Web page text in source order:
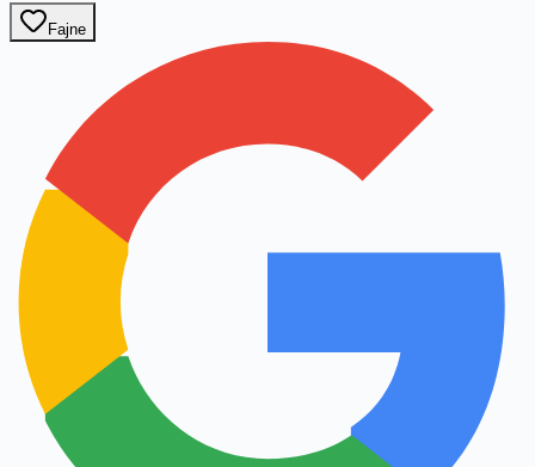
Fajne